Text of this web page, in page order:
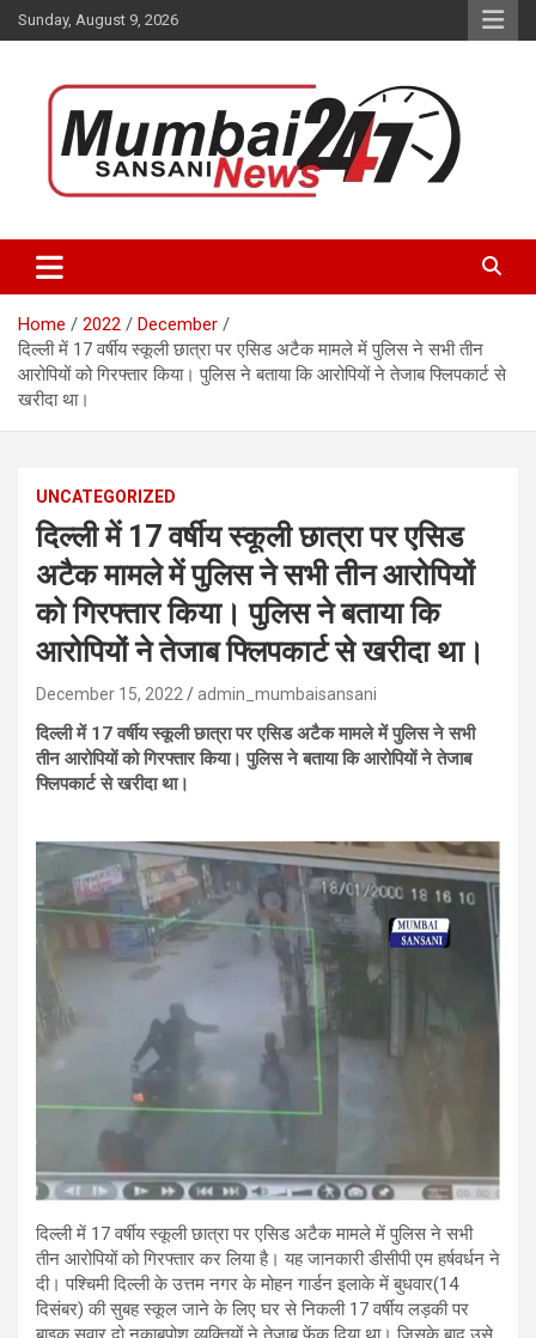
Skip
to
Sunday, August 9, 2026
Mumbai Sansani
time updates on recent news around the World.
Home 2022
December
दिल्ली में 17 वर्षीय स्कूली छात्रा पर एसिड अटैक मामले में पुलिस ने सभी तीन
आरोपियों को गिरफ्तार किया। पुलिस ने बताया कि आरोपियों ने तेजाब फ्लिपकार्ट से
खरीदा था।
UNCATEGORIZED
दिल्ली में 17 वर्षीय स्कूली छात्रा पर एसिड
अटैक मामले में पुलिस ने सभी तीन आरोपियों
को गिरफ्तार किया। पुलिस ने बताया कि
आरोपियों ने तेजाब फ्लिपकार्ट से खरीदा था।
December 15, 2022 admin_mumbaisansani
दिल्ली में 17 वर्षीय स्कूली छात्रा पर एसिड अटैक मामले में पुलिस ने सभी
तीन आरोपियों को गिरफ्तार किया। पुलिस ने बताया कि आरोपियों ने तेजाब
फ्लिपकार्ट से खरीदा था।
दिल्ली में 17 वर्षीय स्कूली छात्रा पर एसिड अटैक मामले में पुलिस ने सभी
तीन आरोपियों को गिरफ्तार कर लिया है। यह जानकारी डीसीपी एम हर्षवर्धन ने
दी। पश्चिमी दिल्ली के उत्तम नगर के मोहन गार्डन इलाके में बुधवार(14
दिसंबर) की सुबह स्कूल जाने के लिए घर से निकली 17 वर्षीय लड़की पर